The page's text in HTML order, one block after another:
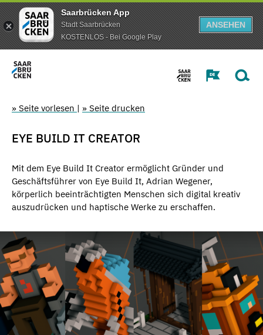
Saarbrücken App
Stadt Saarbrücken
KOSTENLOS - Bei Google Play
ANSEHEN
» Seite vorlesen | » Seite drucken
EYE BUILD IT CREATOR
Mit dem Eye Build It Creator ermöglicht Gründer und
Geschäftsführer von Eye Build It, Adrian Wegener,
körperlich beeinträchtigten Menschen sich digital kreativ
auszudrücken und haptische Werke zu erschaffen.